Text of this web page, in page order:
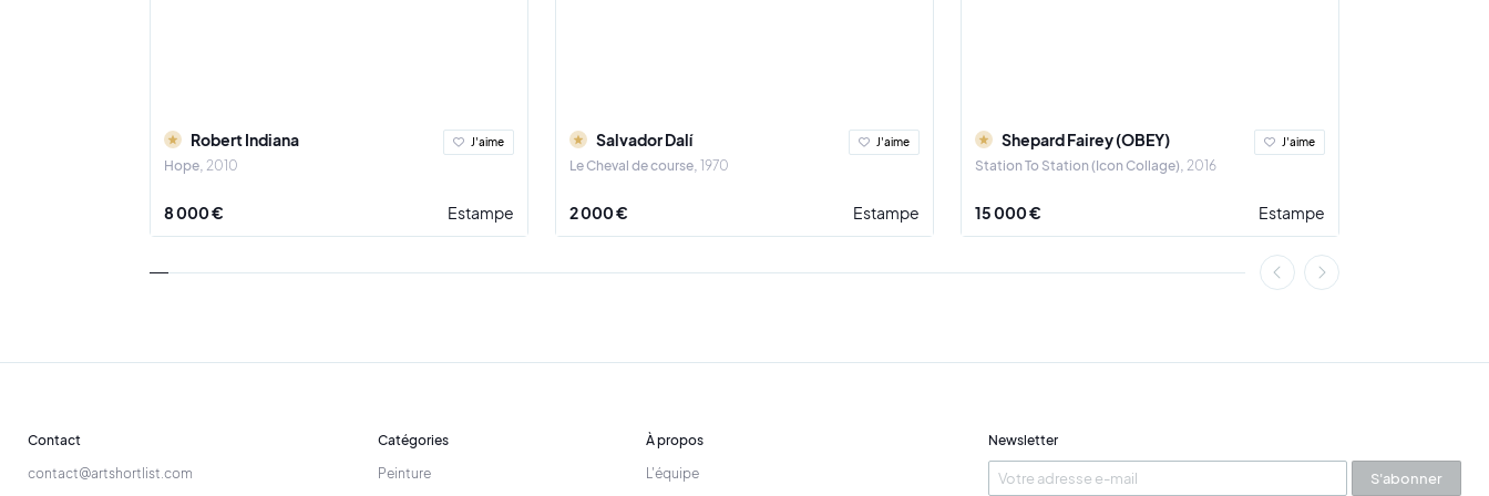
Robert Indiana
Hope 2010
J'aime
8 000 € Estampe
Salvador Dalí
Le Cheval de course 1970
J'aime
2 000 € Estampe
Shepard Fairey (OBEY)
Station To Station (Icon Collage) 2016
J'aime
15 000 € Estampe
Contact
contact@artshortlist.com
Catégories
Peinture
À propos
L'équipe
Newsletter
S'abonner